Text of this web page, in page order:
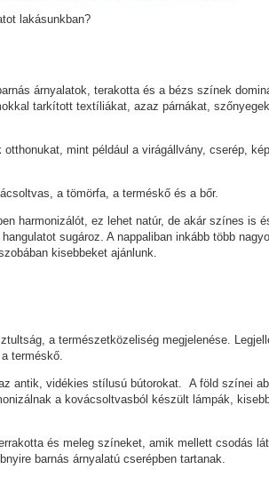
lakásunkban?
árnyalatok, terakotta és a bézs színek
tarkított textíliákat, azaz párnákat,
mint például a virágállvány, cserép,
a tömörfa, a terméskő és a bőr.
harmonizálót, ez lehet natúr, de akár színes is
sugároz. A nappaliban inkább több
kisebbeket ajánlunk.
a természetközeliség megjelenése.
terméskő.
antik, vidékies stílusú bútorokat. A föld színei
a kovácsoltvasból készült lámpák,
és meleg színeket, amik mellett csodás
barnás árnyalatú cserépben tartanak.